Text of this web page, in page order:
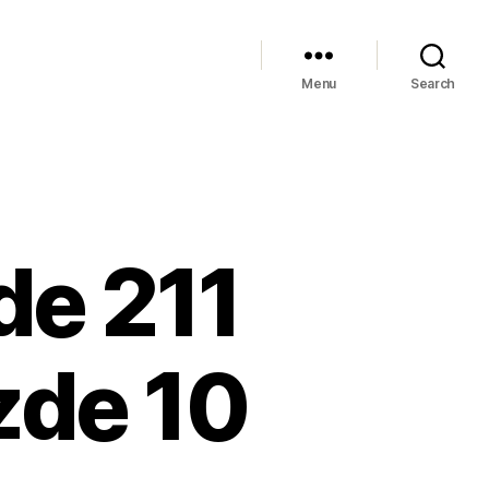
Menu Search
211
10